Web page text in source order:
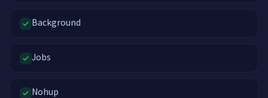
Background
Jobs
Nohup